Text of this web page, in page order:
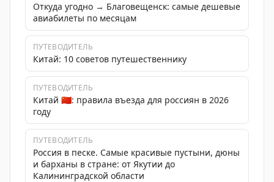
Откуда угодно → Благовещенск: самые дешевые
авиабилеты по месяцам
ПУТЕВОДИТЕЛЬ
Китай: 10 советов путешественнику
ПУТЕВОДИТЕЛЬ
Китай 🇨🇳: правила въезда для россиян в 2026
году
ПУТЕВОДИТЕЛЬ
Россия в песке. Самые красивые пустыни, дюны
и барханы в стране: от Якутии до
Калининградской области